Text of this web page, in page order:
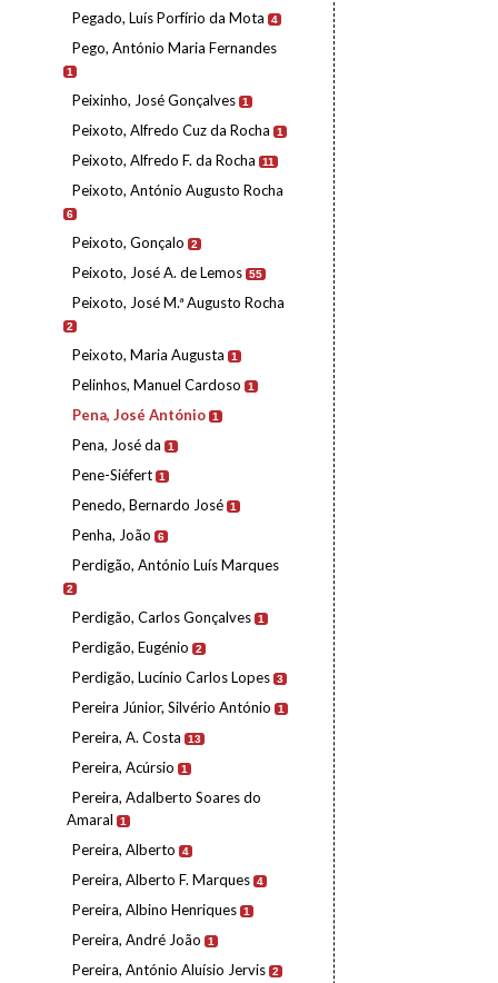
Pegado, Luís Porfírio da Mota 4
Pego, António Maria Fernandes
1
Peixinho, José Gonçalves 1
Peixoto, Alfredo Cuz da Rocha 1
Peixoto, Alfredo F. da Rocha 11
Peixoto, António Augusto Rocha
6
Peixoto, Gonçalo 2
Peixoto, José A. de Lemos 55
Peixoto, José M.ª Augusto Rocha
2
Peixoto, Maria Augusta 1
Pelinhos, Manuel Cardoso 1
Pena, José António 1
Pena, José da 1
Pene-Siéfert 1
Penedo, Bernardo José 1
Penha, João 6
Perdigão, António Luís Marques
2
Perdigão, Carlos Gonçalves 1
Perdigão, Eugénio 2
Perdigão, Lucínio Carlos Lopes 3
Pereira Júnior, Silvério António 1
Pereira, A. Costa 13
Pereira, Acúrsio 1
Pereira, Adalberto Soares do
Amaral
1
Pereira, Alberto 4
Pereira, Alberto F. Marques 4
Pereira, Albino Henriques 1
Pereira, André João 1
Pereira, António Aluísio Jervis 2